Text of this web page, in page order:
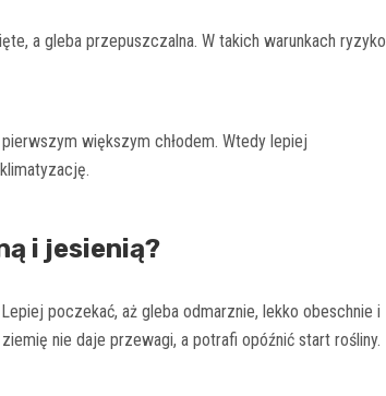
a gleba przepuszczalna. W takich warunkach ryzyko
większym chłodem. Wtedy lepiej
i jesienią?
poczekać, aż gleba odmarznie, lekko obeschnie i
nie daje przewagi, a potrafi opóźnić start rośliny.